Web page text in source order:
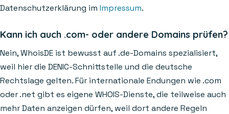
Datenschutzerklärung im Impressum.
Kann ich auch .com- oder andere Domains prüfen?
Nein, WhoisDE ist bewusst auf .de-Domains spezialisiert,
weil hier die DENIC-Schnittstelle und die deutsche
Rechtslage gelten. Für internationale Endungen wie .com
oder .net gibt es eigene WHOIS-Dienste, die teilweise auch
mehr Daten anzeigen dürfen, weil dort andere Regeln